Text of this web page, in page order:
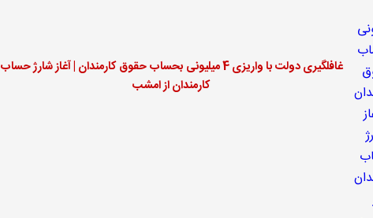
غافلگیری دولت با واریزی 4 میلیونی بحساب حقوق کارمندان | آغاز شارژ حساب
کارمندان از امشب